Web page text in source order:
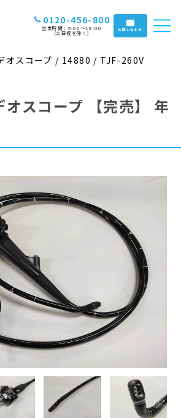
0120-456-800
営業時間：9:00〜18:00
(土日祝を除く) お問い合わせ
オスコープ / 14880 / TJF-260V
オスコープ 【完売】
年